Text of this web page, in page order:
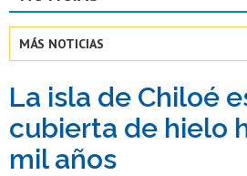
Estudiantes
Académicas/
Funcionarias/
MÁS NOTICIAS
La isla de Chiloé
cubierta de hielo
mil años